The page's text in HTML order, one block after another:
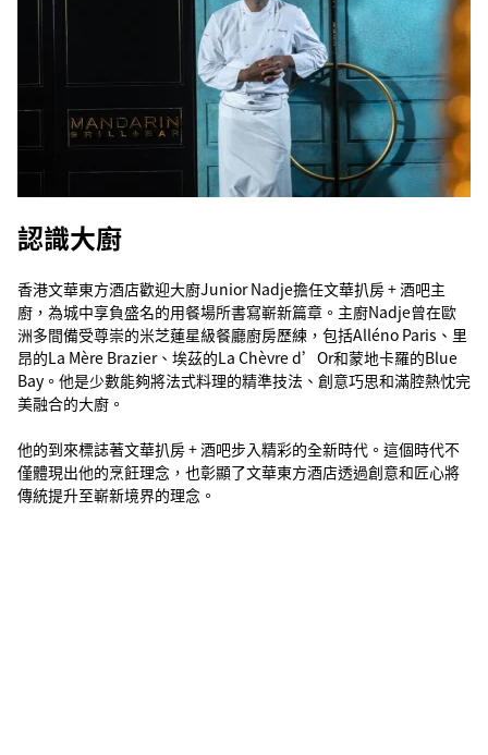
認識大廚
香港文華東方酒店歡迎大廚Junior Nadje擔任文華扒房 + 酒吧主
廚，為城中享負盛名的用餐場所書寫嶄新篇章。主廚Nadje曾在歐
洲多間備受尊崇的米芝蓮星級餐廳廚房歷練，包括Alléno Paris、里
昂的La Mère Brazier、埃茲的La Chèvre d’Or和蒙地卡羅的Blue
Bay。他是少數能夠將法式料理的精準技法、創意巧思和滿腔熱忱完
美融合的大廚。
他的到來標誌著文華扒房 + 酒吧步入精彩的全新時代。這個時代不
僅體現出他的烹飪理念，也彰顯了文華東方酒店透過創意和匠心將
傳統提升至嶄新境界的理念。